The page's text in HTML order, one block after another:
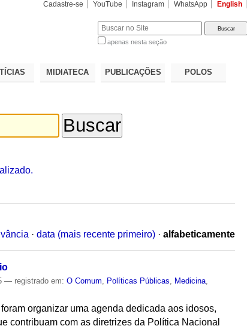
Cadastre-se YouTube Instagram WhatsApp English
apenas nesta seção
MIDIATECA PUBLICAÇÕES POLOS
· data (mais recente primeiro) · alfabeticamente
— registrado em:O Comum Políticas Públicas Medicina
organizar uma agenda dedicada aos idosos,
contribuam com as diretrizes da Política Nacional